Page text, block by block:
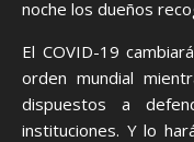
noche los dueños
El COVID-19
orden mundial
dispuestos a
instituciones. Y lo